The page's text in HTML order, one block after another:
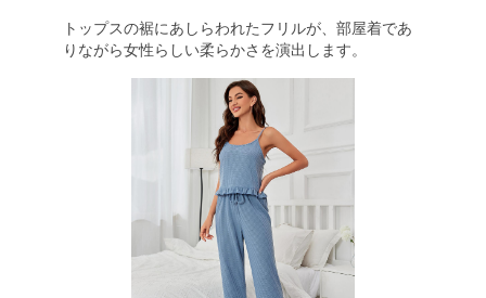
トップスの裾にあしらわれたフリルが、部屋着であ
りながら女性らしい柔らかさを演出します。